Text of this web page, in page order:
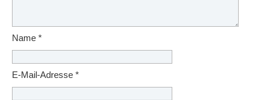
Name *
E-Mail-Adresse *